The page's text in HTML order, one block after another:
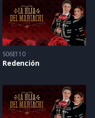
S06E110
Redención